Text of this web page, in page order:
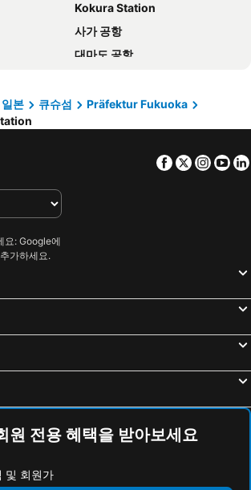
Quintessa Hotel Kokura Comic & Books
Kita-guchi
호텔 릴리프 코쿠라 스테이션
메
토요코인 고쿠라 에키 미나미 구치
Hotel
컴포트 호텔 고쿠라
타큐슈
베슬 호텔 칸다 기타큐슈 에어포트
모노세키
시-에키마에
Hotel
Hotel Plaza
토요코인 시모노세키 가이쿄 유메 타워 마에
Kokura
Hotel Reference Kokuraekimae
호텔 루트 인 칸다 에키마에
(Love Hotel)
Kokura Station
사가 공항
대마도 공항
Kumamoto Station
spring
야마구치 우베 공항
Station
Station
Yufuin
Shimonoseki Station
일본 큐슈섬
Präfektur Fukuoka
Facebook
Twitter
요: Google에
가하세요.
원 전용 혜택을 받아보세요
및 회원가